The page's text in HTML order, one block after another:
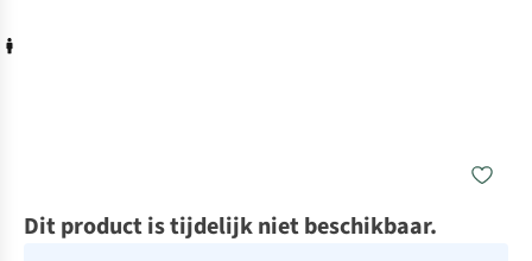
Dit product is tijdelijk niet beschikbaar.